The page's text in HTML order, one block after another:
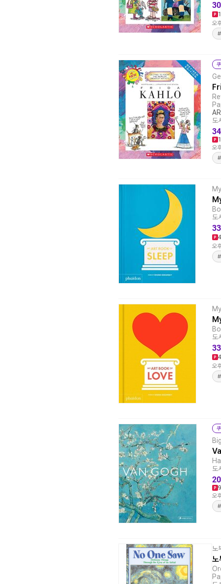
30
오
도
34
오
도
33
오
도
33
오
도
20
오
노